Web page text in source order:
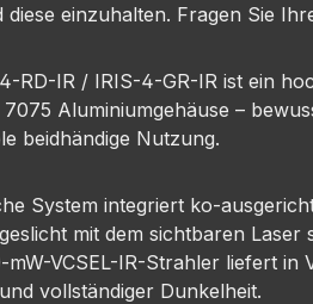
einzuhalten. Fragen Sie
RD-IR / IRIS-4-GR-IR ist ein
Aluminiumgehäuse –
beidhändige Nutzung.
System integriert ko-
mit dem sichtbaren
mW-VCSEL-IR-Strahler liefert
vollständiger Dunkelheit.